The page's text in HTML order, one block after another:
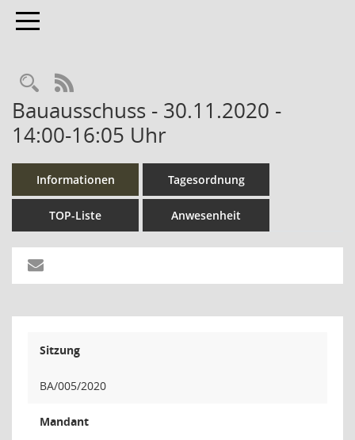
Toggle navigation
Rechercheauswahl
RSS-Feed
Bauausschuss - 30.11.2020 -
14:00-16:05 Uhr
Informationen Tagesordnung
TOP-Liste Anwesenheit
Sitzung
BA/005/2020
Mandant